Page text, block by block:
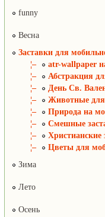
funny
Весна
Заставки для
¦–
atr-wallpaper
¦–
Абстракция
¦–
День Св.
¦–
Животные для
¦–
Природа на
¦–
Смешные
¦–
Христианские
¦–
Цветы для
Зима
Лето
Осень